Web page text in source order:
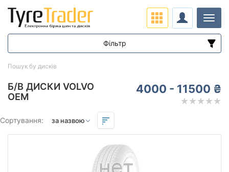
Б/В ДИСКИ VOLVO
OEM
4000 - 11500 ₴
Сортування:
Пошук бу дисків
Фільтр
від